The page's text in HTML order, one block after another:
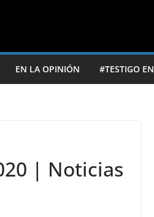
EN LA OPINIÓN #TESTIGO
| Noticias